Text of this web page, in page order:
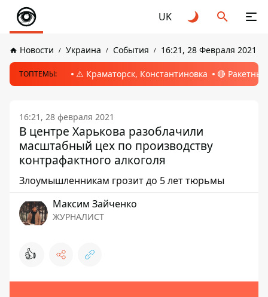
UK
Новости Украина События 16:21, 28 Февраля 2021
ТОПТЕМЫ: ⚠️ Краматорск, Константиновка 🔴
16:21, 28 февраля 2021
В центре Харькова разоблачили
масштабный цех по производству
контрафактного алкоголя
Злоумышленникам грозит до 5 лет тюрьмы
Максим Зайченко
ЖУРНАЛИСТ
👍